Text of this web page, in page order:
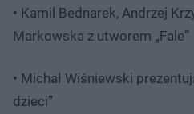
• Kamil Bednarek, Andrzej
Markowska z utworem „Fale”
• Michał Wiśniewski
dzieci”